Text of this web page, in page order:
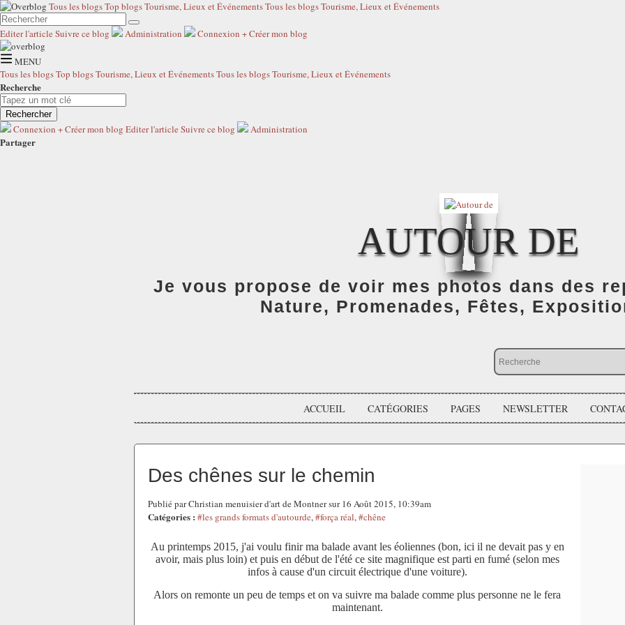
Tous les blogsTop blogs Tourisme, Lieux et ÉvénementsTous les blogs Tourisme, Lieux et Événements
Editer l'article Suivre ce blog Administration Connexion +Créer mon blog
MENU
Tous les blogsTop blogs Tourisme, Lieux et ÉvénementsTous les blogs Tourisme, Lieux et Événements
Recherche
Rechercher
Connexion +Créer mon blog Editer l'article Suivre ce blog Administration
Partager
AUTOUR DE
Je vous propose de voir mes photos dans des
Nature, Promenades, Fêtes,
ACCUEIL CATÉGORIES PAGES NEWSLETTER
Des chênes sur le chemin
Publié par Christian menuisier d'art de Montner sur 16 Août 2015, 10:39am
Catégories : #les grands formats d'autourde,#força réal,#chêne
Au printemps 2015, j'ai voulu finir ma balade avant les éoliennes (bon, ici il ne devait pas y en
avoir, mais plus loin) et puis en début de l'été ce site magnifique est parti en fumé (selon mes
infos à cause d'un circuit électrique d'une voiture).
Alors on remonte un peu de temps et on va suivre ma balade comme plus personne ne le fera
maintenant.